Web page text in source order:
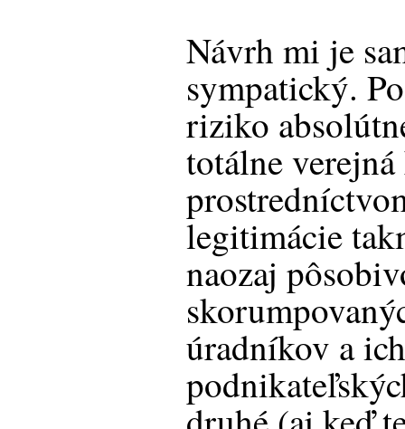
Návrh mi je
sympatický.
riziko
totálne
legitimácie
naozaj
úradníkov a